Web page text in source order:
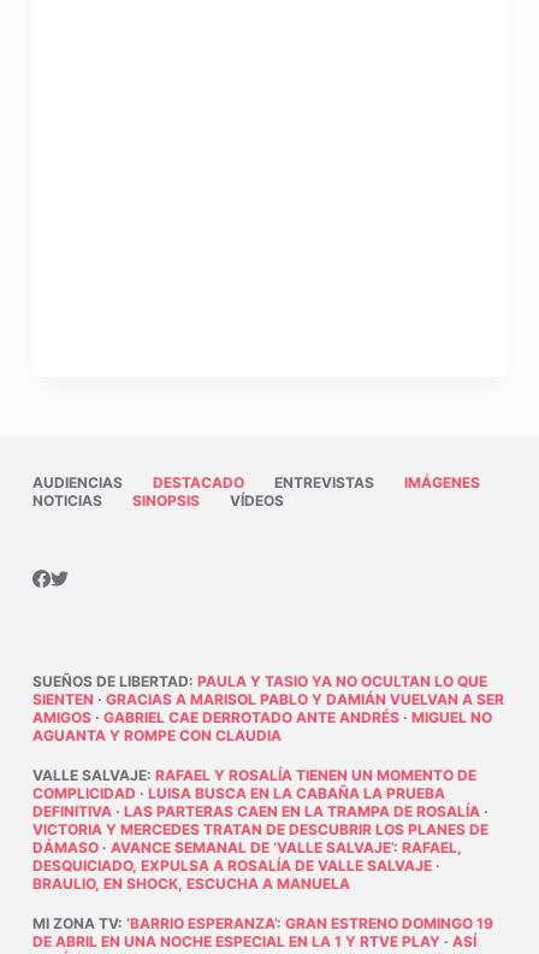
AUDIENCIAS DESTACADO ENTREVISTAS
IMÁGENES
NOTICIAS
SINOPSIS VÍDEOS
SUEÑOS DE LIBERTAD: PAULA Y TASIO YA NO OCULTAN LO QUE
SIENTEN · GRACIAS A MARISOL PABLO Y DAMIÁN VUELVAN A SER
AMIGOS· GABRIEL CAE DERROTADO ANTE ANDRÉS· MIGUEL NO
AGUANTA Y ROMPE CON CLAUDIA
VALLE SALVAJE: RAFAEL Y ROSALÍA TIENEN UN MOMENTO DE
COMPLICIDAD · LUISA BUSCA EN LA CABAÑA LA PRUEBA
DEFINITIVA· LAS PARTERAS CAEN EN LA TRAMPA DE ROSALÍA·
VICTORIA Y MERCEDES TRATAN DE DESCUBRIR LOS PLANES DE
DÁMASO· AVANCE SEMANAL DE ‘VALLE SALVAJE’: RAFAEL,
DESQUICIADO, EXPULSA A ROSALÍA DE VALLE SALVAJE·
BRAULIO, EN SHOCK, ESCUCHA A MANUELA
MI ZONA TV: ‘BARRIO ESPERANZA’: GRAN ESTRENO DOMINGO 19
DE ABRIL EN UNA NOCHE ESPECIAL EN LA 1 Y RTVE PLAY· ASÍ